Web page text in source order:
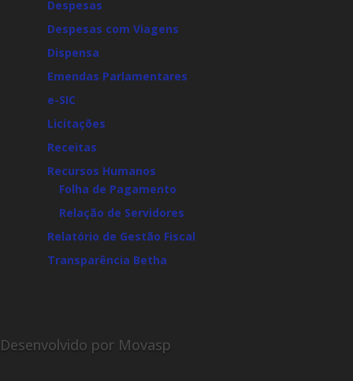
Despesas
Despesas com Viagens
Dispensa
Emendas Parlamentares
e-SIC
Licitações
Receitas
Recursos Humanos
Folha de Pagamento
Relação de Servidores
Relatório de Gestão Fiscal
Transparência Betha
Desenvolvido por Movasp